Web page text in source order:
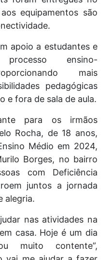
equipamentos são
apoio a estudantes e
ensino-
mais
pedagógicas
e fora de sala de aula.
para os irmãos
Rocha, de 18 anos,
Médio em 2024,
Borges, no bairro
com Deficiência
juntos a jornada
alegria.
nas atividades na
casa. Hoje é um dia
muito contente”,